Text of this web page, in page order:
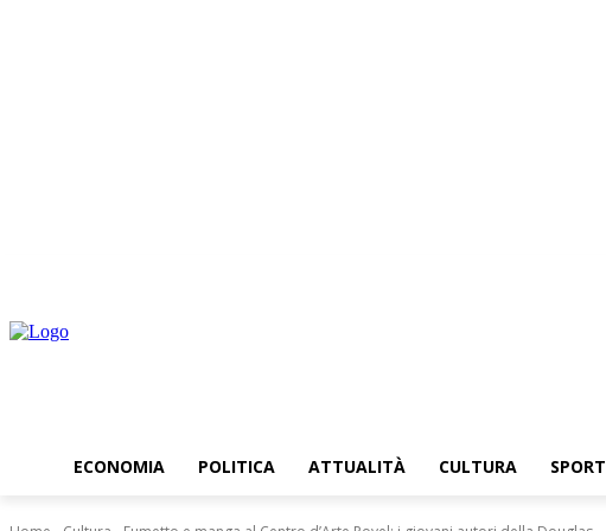
ECONOMIA POLITICA ATTUALITÀ CULTURA SPORT